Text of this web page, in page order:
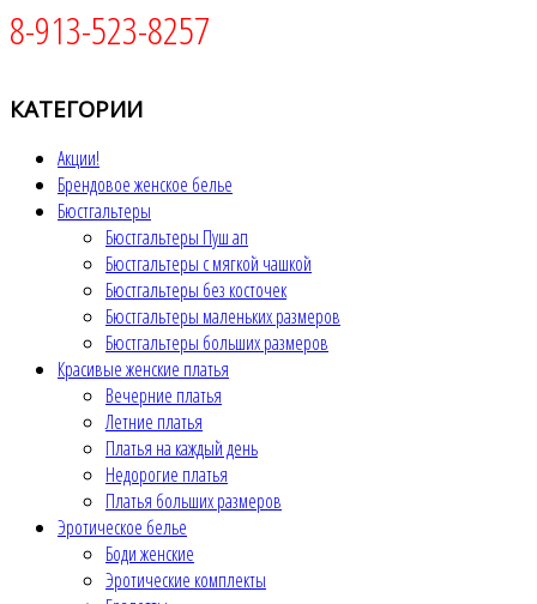
8-913-523-8257
КАТЕГОРИИ
Акции!
Брендовое женское белье
Бюстгальтеры
Бюстгальтеры Пуш ап
Бюстгальтеры с мягкой чашкой
Бюстгальтеры без косточек
Бюстгальтеры маленьких размеров
Бюстгальтеры больших размеров
Красивые женские платья
Вечерние платья
Летние платья
Платья на каждый день
Недорогие платья
Платья больших размеров
Эротическое белье
Боди женские
Эротические комплекты